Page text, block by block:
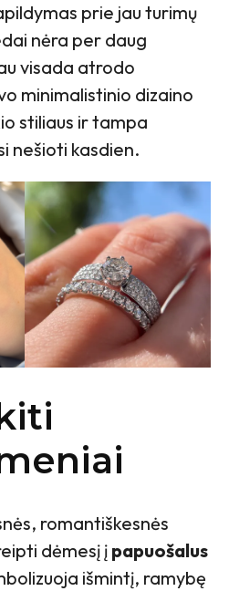
prie jau turimų
nėra per daug
visada atrodo
minimalistinio dizaino
stiliaus ir tampa
nešioti kasdien.
romantiškesnės
dėmesį į papuošalus
išmintį, ramybę